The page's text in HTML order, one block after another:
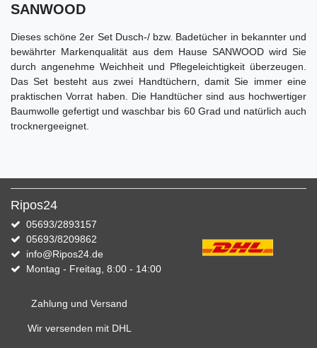
SANWOOD
Dieses schöne 2er Set Dusch-/ bzw. Badetücher in bekannter und
bewährter Markenqualität aus dem Hause SANWOOD wird Sie
durch angenehme Weichheit und Pflegeleichtigkeit überzeugen.
Das Set besteht aus zwei Handtüchern, damit Sie immer eine
praktischen Vorrat haben. Die Handtücher sind aus hochwertiger
Baumwolle gefertigt und waschbar bis 60 Grad und natürlich auch
trocknergeeignet.
Ripos24
05693/2893157
05693/8209862
info@Ripos24.de
Montag - Freitag, 8:00 - 14:00
Zahlung und Versand
Wir versenden mit DHL